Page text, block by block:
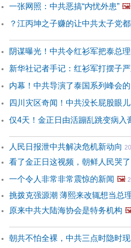
一张网照：中共恶搞“内忧外患” 🖼️
？江丙坤之子赚的让中共太子党
阴谋曝光！中共令红衫军把泰总
新华社记者手记：红衫军打摆子
内幕！中共导演了泰国系列峰会
四川灾区奇闻！中共没长屁股眼儿
仅4天！金正日由活蹦乱跳变病入
人民日报泄中共解决危机新动向
看了金正日这视频，朝鲜人民哭了
一个令人非常非常震惊的新闻 🖼️
挑拨克强源潮 薄熙来改辄想当总
原来中共大陆海协会是特务机构
朝共不怕全裸，中共三点时隐时现